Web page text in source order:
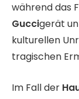
während das
Guccigerät
kulturellen
tragischen
Im Fall der